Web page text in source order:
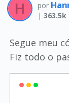
por
| 363.5k
Segue meu
Fiz todo o